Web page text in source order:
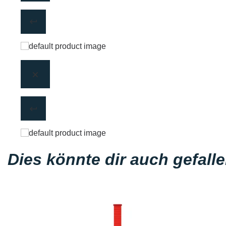
Dies könnte dir auch